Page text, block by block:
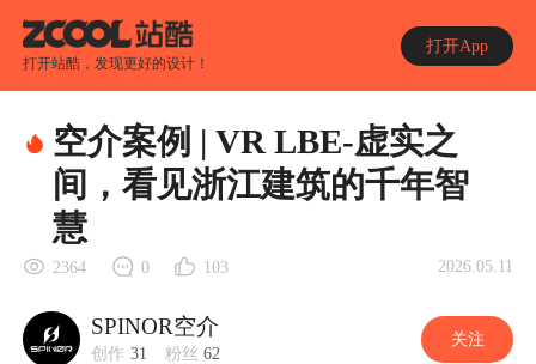
打开站酷，发现更好的设计！
打开App
空介案例 | VR LBE-虚实之
间，看见浙江建筑的千年智
慧
2364 0 103 2026.05.11
SPINOR空介
创作 31 粉丝 62
关注